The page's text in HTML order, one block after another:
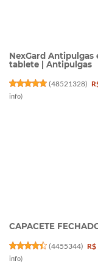
NexGard Antipulgas
tablete | Antipulgas
(48521328)
info)
CAPACETE
(4455344)
info)